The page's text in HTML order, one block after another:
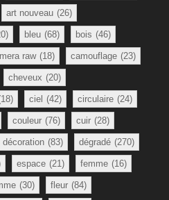
art nouveau (26)
bleu (68) bois (46)
raw (18) camouflage (23)
cheveux (20)
ciel (42) circulaire (24)
couleur (76) cuir (28)
décoration (83) dégradé (270)
espace (21) femme (16)
(30) fleur (84)